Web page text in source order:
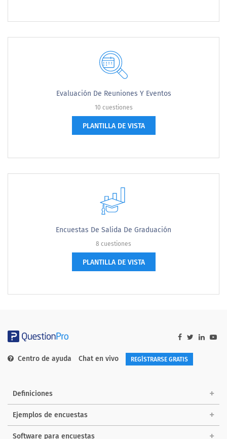
Evaluación De Reuniones Y Eventos
10 cuestiones
PLANTILLA DE VISTA
Encuestas De Salida De Graduación
8 cuestiones
PLANTILLA DE VISTA
Centro de ayuda Chat en vivo REGÍSTRARSE GRATIS
Definiciones
Ejemplos de encuestas
Software para encuestas